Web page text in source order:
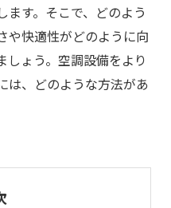
す。そこで、どのよう
や快適性がどのように向
しょう。空調設備をより
は、どのような方法があ